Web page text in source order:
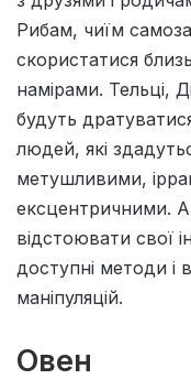
Рибам, чиїм
скористатися
намірами. Тельці,
будуть
людей, які
метушливими,
ексцентричними. А
відстоювати свої
доступні методи
маніпуляцій.
Овен